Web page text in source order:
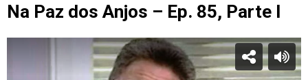
Na Paz dos Anjos – Ep. 85, Parte I